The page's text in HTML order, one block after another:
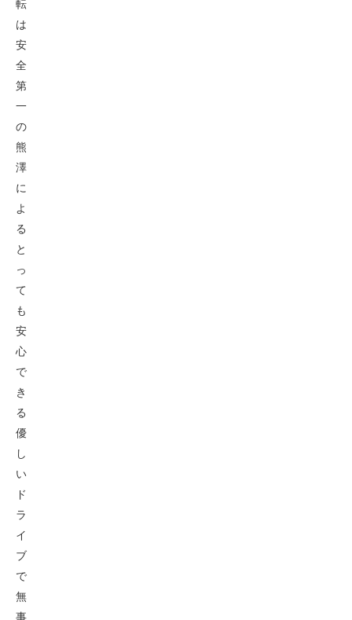
転
は
安
全
第
一
の
熊
澤
に
よ
る
と
っ
て
も
安
心
で
き
る
優
し
い
ド
ラ
イ
ブ
で
無
事